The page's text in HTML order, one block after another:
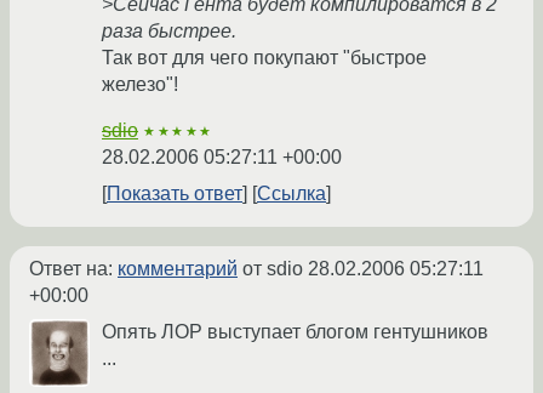
>Сейчас Гента будет компилироватся в 2
раза быстрее.
Так вот для чего покупают "быстрое
железо"!
sdio ★★★★★
28.02.2006 05:27:11 +00:00
Показать ответ
Ссылка
Ответ на: комментарий от sdio 28.02.2006 05:27:11
+00:00
Опять ЛОР выступает блогом гентушников
...